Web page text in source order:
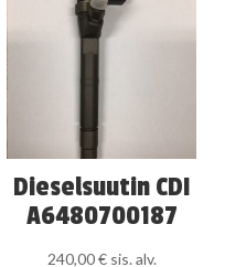
Dieselsuutin CDI
A6480700187
240,00€ sis. alv.